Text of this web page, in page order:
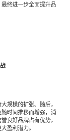
终进一步全面提升品
规模的扩张。随后，
时间推移而增强，消
良好品牌占有优势，
盈利潜力。